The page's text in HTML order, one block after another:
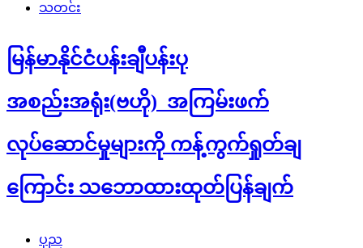
သတင်း
မြန်မာနိုင်ငံပန်းချီပန်းပု
အစည်းအရုံး(ဗဟို) အကြမ်းဖက်
လုပ်ဆောင်မှုများကို ကန့်ကွက်ရှုတ်ချ
ကြောင်း သဘောထားထုတ်ပြန်ချက်
ပုည